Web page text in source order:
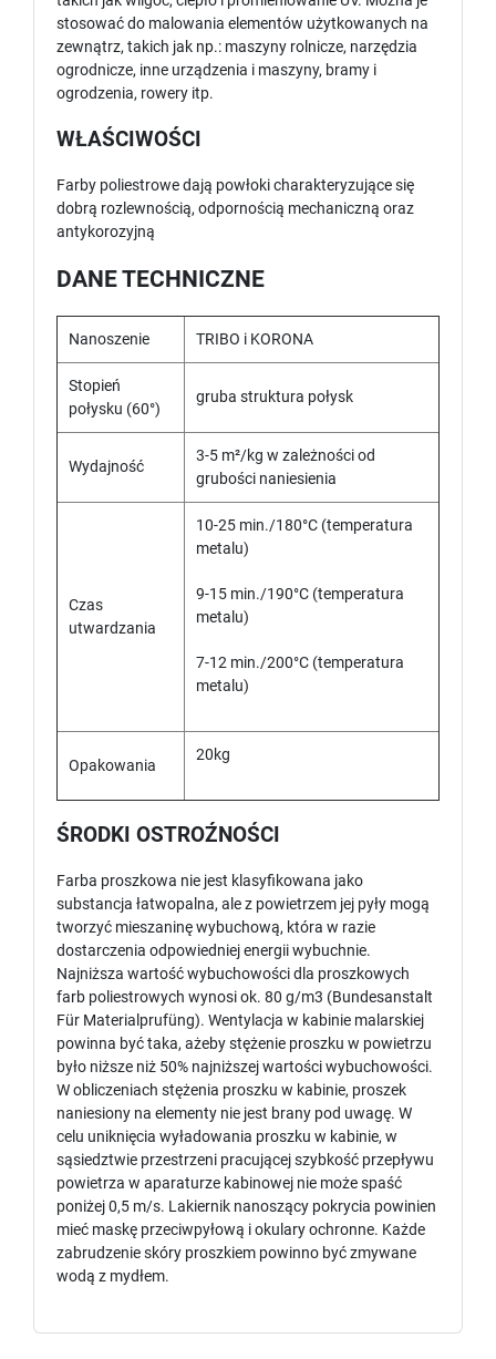
stosować do malowania elementów użytkowanych na
zewnątrz, takich jak np.: maszyny rolnicze, narzędzia
ogrodnicze, inne urządzenia i maszyny, bramy i
ogrodzenia, rowery itp.
WŁAŚCIWOŚCI
Farby poliestrowe dają powłoki charakteryzujące się
dobrą rozlewnością, odpornością mechaniczną oraz
antykorozyjną
DANE TECHNICZNE
Nanoszenie TRIBO i KORONA
Stopień
połysku (60°)
gruba struktura połysk
Wydajność
3-5 m²/kg w zależności od
grubości naniesienia
Czas
utwardzania
10-25 min./180°C (temperatura
metalu)
9-15 min./190°C (temperatura
metalu)
7-12 min./200°C (temperatura
metalu)
Opakowania
20kg
ŚRODKI OSTROŹNOŚCI
Farba proszkowa nie jest klasyfikowana jako
substancja łatwopalna, ale z powietrzem jej pyły mogą
tworzyć mieszaninę wybuchową, która w razie
dostarczenia odpowiedniej energii wybuchnie.
Najniższa wartość wybuchowości dla proszkowych
farb poliestrowych wynosi ok. 80 g/m3 (Bundesanstalt
Für Materialprufüng). Wentylacja w kabinie malarskiej
powinna być taka, ażeby stężenie proszku w powietrzu
było niższe niż 50% najniższej wartości wybuchowości.
W obliczeniach stężenia proszku w kabinie, proszek
naniesiony na elementy nie jest brany pod uwagę. W
celu uniknięcia wyładowania proszku w kabinie, w
sąsiedztwie przestrzeni pracującej szybkość przepływu
powietrza w aparaturze kabinowej nie może spaść
poniżej 0,5 m/s. Lakiernik nanoszący pokrycia powinien
mieć maskę przeciwpyłową i okulary ochronne. Każde
zabrudzenie skóry proszkiem powinno być zmywane
wodą z mydłem.